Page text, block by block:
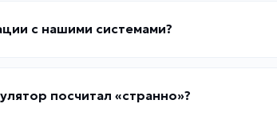
с нашими системами?
посчитал «странно»?